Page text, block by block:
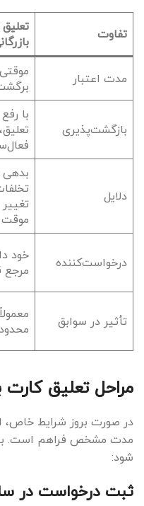
تفاوت
مدت اعتبار
بازگشت‌پذیری
با
دلایل
موقت
درخواست‌کننده خود
مرجع
تأثیر در سوابق محدود
مراحل تعلیق
در صورت بروز شرایط خاص،
مدت مشخص فراهم است.
شود:
ثبت درخواست در